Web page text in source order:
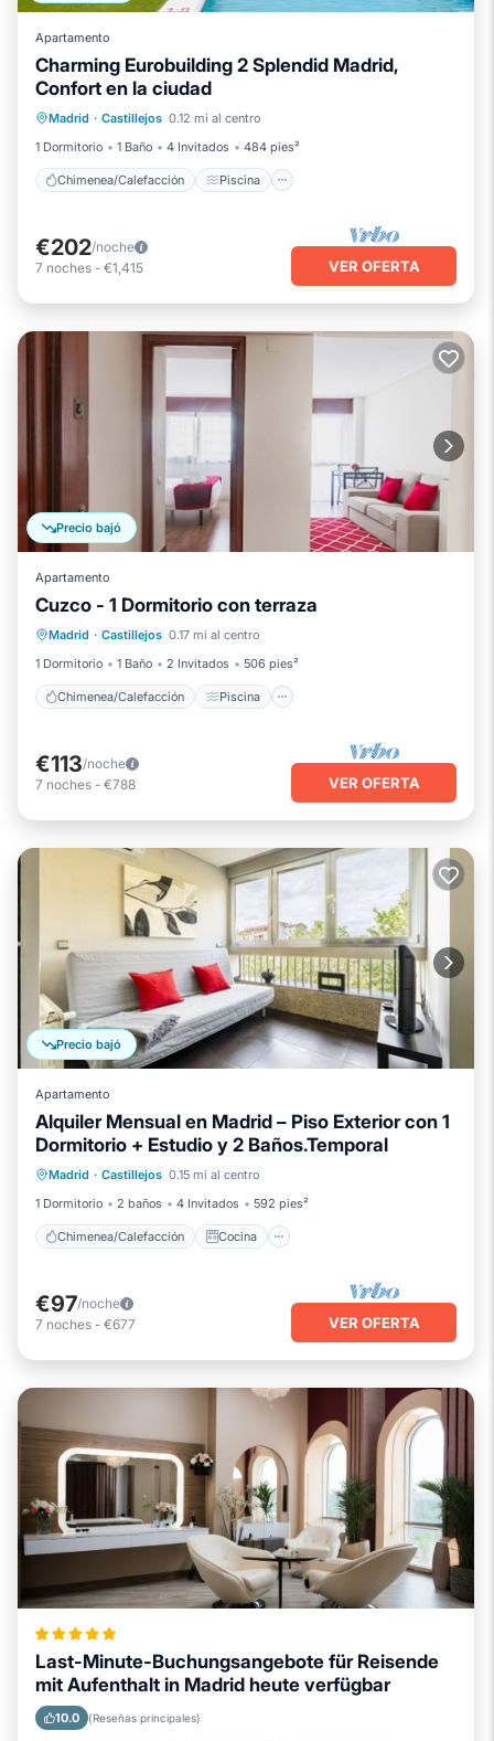
Apartamento
Charming Eurobuilding 2 Splendid Madrid,
Confort en la ciudad
Madrid · Castillejos 0.12 mi al centro
1 Dormitorio
1 Baño 4 Invitados 484 pies²
Chimenea/Calefacción Piscina
Chimenea/Calefacción
Cocina
Aire acondicionado
€202/noche
7 noches - €1,415 VER OFERTA
Precio bajó
Apartamento
Cuzco - 1 Dormitorio con terraza
Madrid · Castillejos 0.17 mi al centro
1 Dormitorio
1 Baño 2 Invitados 506 pies²
Chimenea/Calefacción Piscina
Chimenea/Calefacción
Piscina
Balcón/Terraza
Se admiten mascotas
€113/noche
7 noches - €788 VER OFERTA
Precio bajó
Apartamento
Alquiler Mensual en Madrid – Piso Exterior con 1
Dormitorio + Estudio y 2 Baños.Temporal
Madrid · Castillejos 0.15 mi al centro
1 Dormitorio
2 baños 4 Invitados 592 pies²
Chimenea/Calefacción Cocina
Chimenea/Calefacción
Cocina
Aparcamiento
Aire acondicionado
€97/noche
7 noches - €677 VER OFERTA
Last-Minute-Buchungsangebote für Reisende
mit Aufenthalt in Madrid heute verfügbar
10.0 (Reseñas principales)